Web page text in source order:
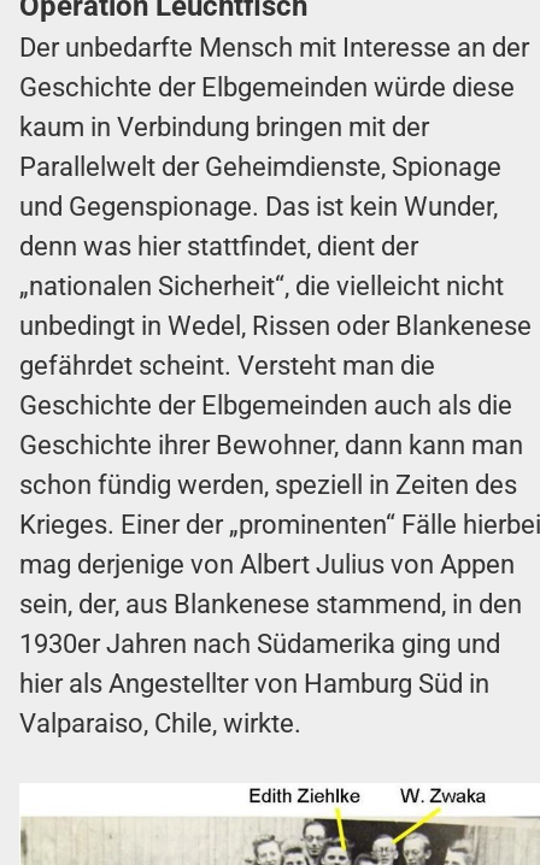
Der unbedarfte Mensch mit Interesse an der
Geschichte der Elbgemeinden würde diese
kaum in Verbindung bringen mit der
Parallelwelt der Geheimdienste, Spionage
und Gegenspionage. Das ist kein Wunder,
denn was hier stattfindet, dient der
„nationalen Sicherheit“, die vielleicht nicht
unbedingt in Wedel, Rissen oder Blankenese
gefährdet scheint. Versteht man die
Geschichte der Elbgemeinden auch als die
Geschichte ihrer Bewohner, dann kann man
schon fündig werden, speziell in Zeiten des
Krieges. Einer der „prominenten“ Fälle hierbei
mag derjenige von Albert Julius von Appen
sein, der, aus Blankenese stammend, in den
1930er Jahren nach Südamerika ging und
hier als Angestellter von Hamburg Süd in
Valparaiso, Chile, wirkte.